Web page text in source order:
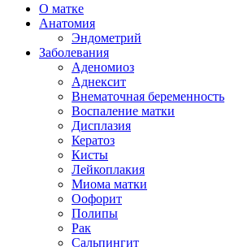
О матке
Анатомия
Эндометрий
Заболевания
Аденомиоз
Аднексит
Внематочная беременность
Воспаление матки
Дисплазия
Кератоз
Кисты
Лейкоплакия
Миома матки
Оофорит
Полипы
Рак
Сальпингит